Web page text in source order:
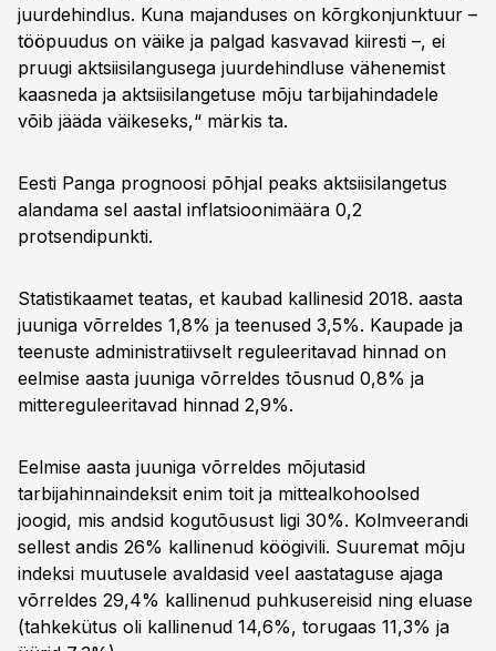
juurdehindlus. Kuna majanduses on kõrgkonjunktuur –
tööpuudus on väike ja palgad kasvavad kiiresti –, ei
pruugi aktsiisilangusega juurdehindluse vähenemist
kaasneda ja aktsiisilangetuse mõju tarbijahindadele
võib jääda väikeseks,“ märkis ta.
Eesti Panga prognoosi põhjal peaks aktsiisilangetus
alandama sel aastal inflatsioonimäära 0,2
protsendipunkti.
Statistikaamet teatas, et kaubad kallinesid 2018. aasta
juuniga võrreldes 1,8% ja teenused 3,5%. Kaupade ja
teenuste administratiivselt reguleeritavad hinnad on
eelmise aasta juuniga võrreldes tõusnud 0,8% ja
mittereguleeritavad hinnad 2,9%.
Eelmise aasta juuniga võrreldes mõjutasid
tarbijahinnaindeksit enim toit ja mittealkohoolsed
joogid, mis andsid kogutõusust ligi 30%. Kolmveerandi
sellest andis 26% kallinenud köögivili. Suuremat mõju
indeksi muutusele avaldasid veel aastataguse ajaga
võrreldes 29,4% kallinenud puhkusereisid ning eluase
(tahkekütus oli kallinenud 14,6%, torugaas 11,3% ja